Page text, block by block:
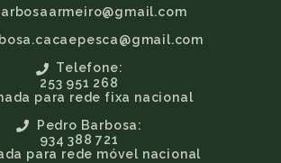
Telefone:
253 951 268
para rede fixa nacional
Pedro Barbosa:
934 388 721
para rede móvel nacional